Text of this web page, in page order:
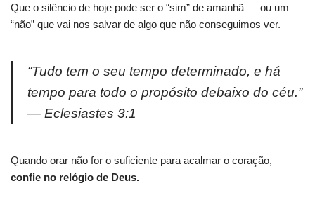
Que o silêncio de hoje pode ser o “sim” de amanhã — ou um
“não” que vai nos salvar de algo que não conseguimos ver.
“Tudo tem o seu tempo determinado, e há
tempo para todo o propósito debaixo do céu.”
— Eclesiastes 3:1
Quando orar não for o suficiente para acalmar o coração,
confie no relógio de Deus.